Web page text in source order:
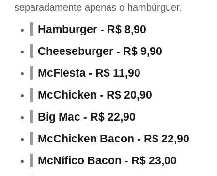
separadamente apenas o hambúrguer.
Hamburger - R$ 8,90
Cheeseburger - R$ 9,90
McFiesta - R$ 11,90
McChicken - R$ 20,90
Big Mac - R$ 22,90
McChicken Bacon - R$ 22,90
McNífico Bacon - R$ 23,00